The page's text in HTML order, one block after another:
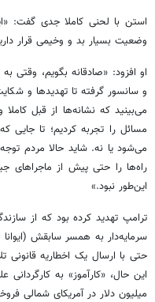
استن با لحنی کاملا جدی گفت:
وضعیت بسیار بد و وخیمی قرار
او افزود: «صادقانه بگویم، وقتی
و سانسور گرفته تا تهدیدها و
می‌بینید که نشانه‌ها از قبل
مسائل را تجربه کردیم؛ تا
می‌شود یا نه. شاید حالا مردم
راه‌ها را حتی پیش از ماجراهای
این‌طور نبود.»
ترامپ تهدید کرده بود که از
سرمایه‌دار به همسر سابقش
حتی با ارسال یک اخطاریه قانونی
میلیون دلار در آمریکای شمالی